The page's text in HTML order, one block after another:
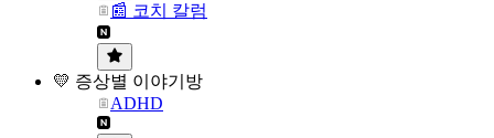
📰 코치 칼럼
💛 증상별 이야기방
ADHD